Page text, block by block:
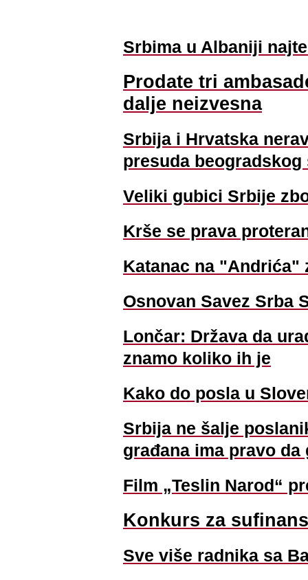
Srbima u Albaniji
Prodate tri
dalje neizvesna
Srbija i Hrvatska
presuda beogradskog
Veliki gubici Srbije
Krše se prava
Katanac na "Andrića"
Osnovan Savez Srba
Lončar: Država da
znamo koliko ih je
Kako do posla u
Srbija ne šalje
građana ima pravo da
Film „Teslin Narod“
Konkurs za
Sve više radnika sa